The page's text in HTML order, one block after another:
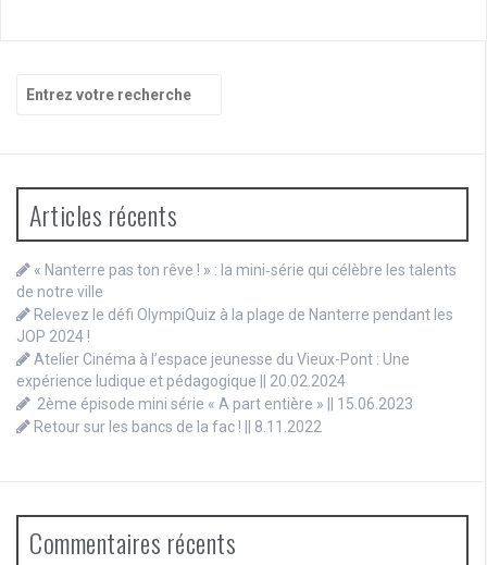
Recherche
pour
Articles récents
« Nanterre pas ton rêve ! » : la mini‑série qui célèbre les talents
de notre ville
Relevez le défi OlympiQuiz à la plage de Nanterre pendant les
JOP 2024 !
Atelier Cinéma à l’espace jeunesse du Vieux-Pont : Une
expérience ludique et pédagogique || 20.02.2024
2ème épisode mini série « A part entière » || 15.06.2023
Retour sur les bancs de la fac ! || 8.11.2022
Commentaires récents